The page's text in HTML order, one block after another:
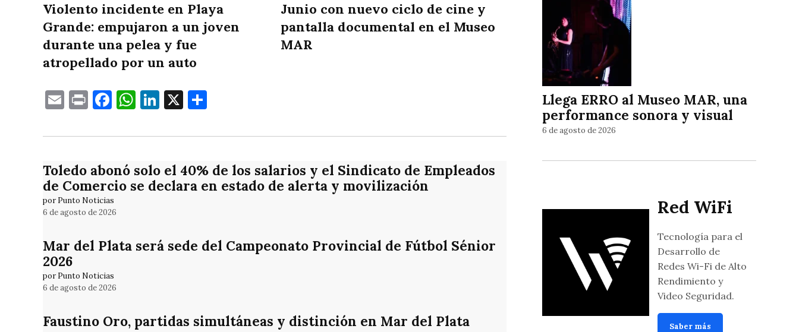
Violento incidente en Playa
Grande: empujaron a un joven
durante una pelea y fue
atropellado por un auto
Junio con nuevo ciclo de cine y
pantalla documental en el Museo
MAR
EmailPrintFacebook
WhatsApp
LinkedIn
X
Toledo abonó solo el 40% de los salarios y el Sindicato de Empleados
de Comercio se declara en estado de alerta y movilización
por Punto Noticias
6 de agosto de 2026
Mar del Plata será sede del Campeonato Provincial de Fútbol Sénior
2026
por Punto Noticias
6 de agosto de 2026
Faustino Oro, partidas simultáneas y distinción en Mar del Plata
Llega ERRO al Museo MAR, una
performance sonora y visual
6 de agosto de 2026
Red WiFi
Tecnología para el
Desarrollo de
Redes Wi-Fi de Alto
Rendimiento y
Video Seguridad.
Saber más